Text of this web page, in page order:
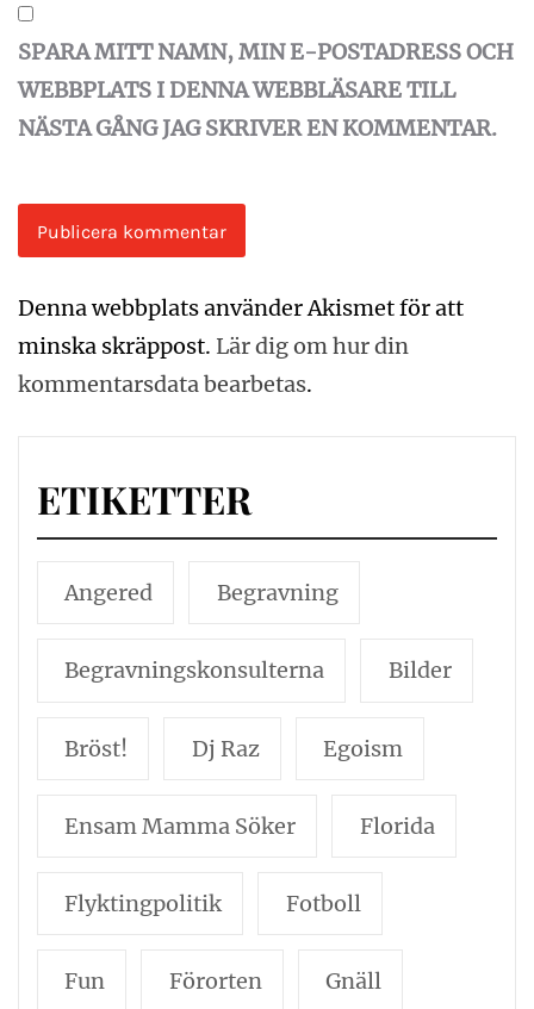
SPARA MITT NAMN, MIN E-POSTADRESS OCH
WEBBPLATS I DENNA WEBBLÄSARE TILL
NÄSTA GÅNG JAG SKRIVER EN KOMMENTAR.
Denna webbplats använder Akismet för att
minska skräppost. Lär dig om hur din
kommentarsdata bearbetas.
ETIKETTER
Angered Begravning
Begravningskonsulterna Bilder
Bröst! Dj Raz Egoism
Ensam Mamma Söker Florida
Flyktingpolitik Fotboll
Fun Förorten Gnäll